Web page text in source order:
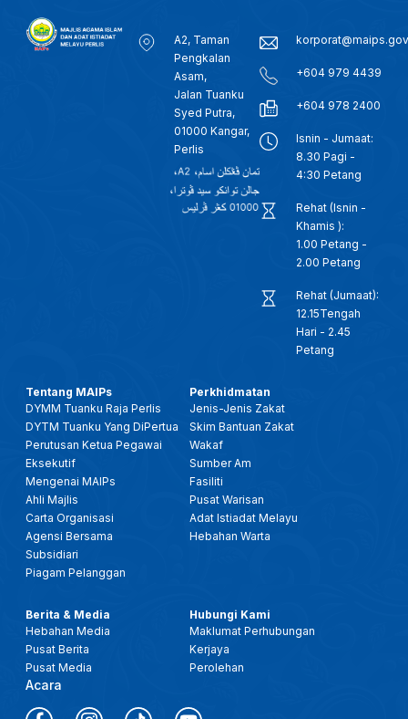
A2, Taman
Pengkalan
Asam,
Jalan Tuanku
Syed Putra,
01000 Kangar,
Perlis
+604 979 4439
+604 978 2400
Isnin - Jumaat:
8.30 Pagi -
4:30 Petang
Rehat (Isnin -
Khamis ):
1.00 Petang -
2.00 Petang
Rehat (Jumaat):
12.15Tengah
Hari - 2.45
Petang
Tentang MAIPs
DYMM Tuanku Raja Perlis
DYTM Tuanku Yang DiPertua
Perutusan Ketua Pegawai
Eksekutif
Mengenai MAIPs
Ahli Majlis
Carta Organisasi
Agensi Bersama
Subsidiari
Piagam Pelanggan
Perkhidmatan
Jenis-Jenis Zakat
Skim Bantuan Zakat
Wakaf
Sumber Am
Fasiliti
Pusat Warisan
Adat Istiadat Melayu
Hebahan Warta
Berita & Media
Hebahan Media
Pusat Berita
Pusat Media
Acara
Hubungi Kami
Maklumat Perhubungan
Kerjaya
Perolehan